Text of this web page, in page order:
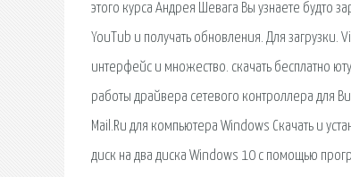
этого курса Андрея Шевага Вы узнаете будто
YouTub и получать обновления. Для
интерфейс и множество. скачать бесплатно
работы драйвера сетевого контроллера для
Mail.Ru для компьютера Windows Скачать и
диск на два диска Windows 10 с помощью